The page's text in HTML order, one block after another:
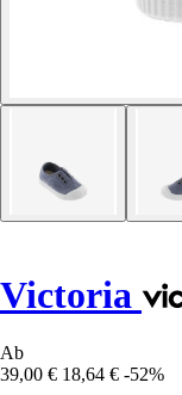
Victoria
Ab
39,00 € 18,64 € -52%